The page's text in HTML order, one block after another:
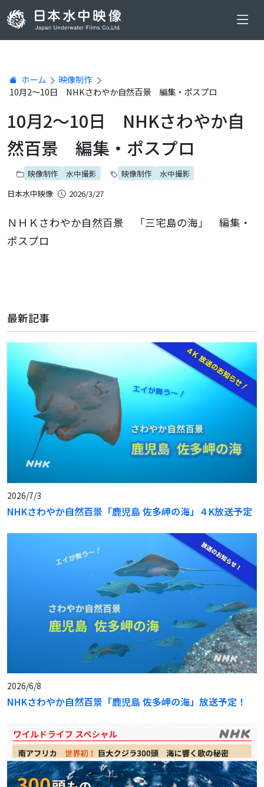
ホーム
映像制作
10月2～10日 NHKさわやか自然百景 編集・ポスプロ
10月2～10日 NHKさわやか自
然百景 編集・ポスプロ
映像制作 水中撮影 映像制作
水中撮影
日本水中映像
2026/3/27
ＮＨＫさわやか自然百景 「三宅島の海」 編集・
ポスプロ
最新記事
2026/7/3
NHKさわやか自然百景「鹿児島 佐多岬の海」４K放送予定
2026/6/8
NHKさわやか自然百景「鹿児島 佐多岬の海」放送予定！